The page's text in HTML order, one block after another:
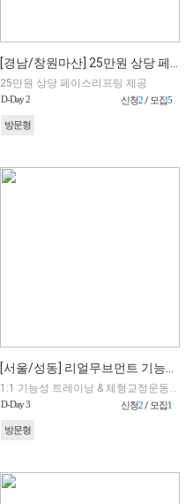
25만원 상당 페이스리프팅 제공
D-Day 2 신청2/ 모집5
방문형
1:1 기능성 트레이닝 & 체형교정운동(45분) + 체형검사+자세교정교육
D-Day 3 신청2/ 모집1
방문형